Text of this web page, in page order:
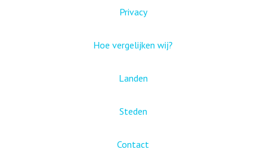
Privacy
Hoe vergelijken wij?
Landen
Steden
Contact